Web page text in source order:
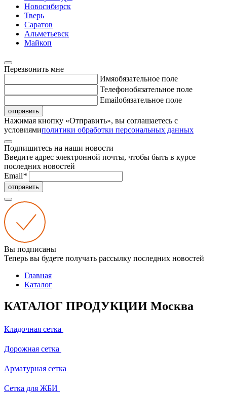
Новосибирск
Тверь
Саратов
Альметьевск
Майкоп
Перезвонить мне
Имяобязательное поле
Телефонобязательное поле
Emailобязательное поле
отправить
Нажимая кнопку «Отправить», вы соглашаетесь с
условиямиполитики обработки персональных данных
Подпишитесь на наши новости
Введите адрес электронной почты, чтобы быть в курсе
последних новостей
Email*
отправить
Вы подписаны
Теперь вы будете получать рассылку последних новостей
Главная
Каталог
КАТАЛОГ ПРОДУКЦИИ Москва
Кладочная сетка
Дорожная сетка
Арматурная сетка
Сетка для ЖБИ